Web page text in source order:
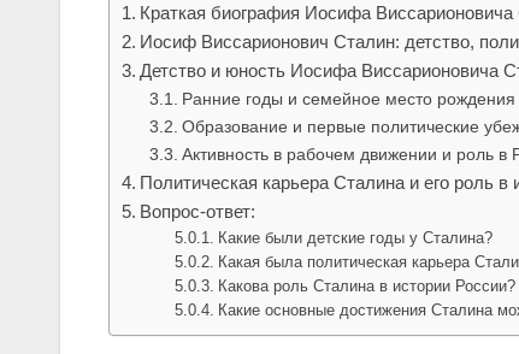
Краткая биография Иосифа Виссарионовича
Иосиф Виссарионович Сталин: детство,
Детство и юность Иосифа Виссарионовича
Ранние годы и семейное место рождения
Образование и первые политические
Активность в рабочем движении и роль в
Политическая карьера Сталина и его роль в
Вопрос-ответ:
Какие были детские годы у Сталина?
Какая была политическая карьера
Какова роль Сталина в истории России?
Какие основные достижения Сталина